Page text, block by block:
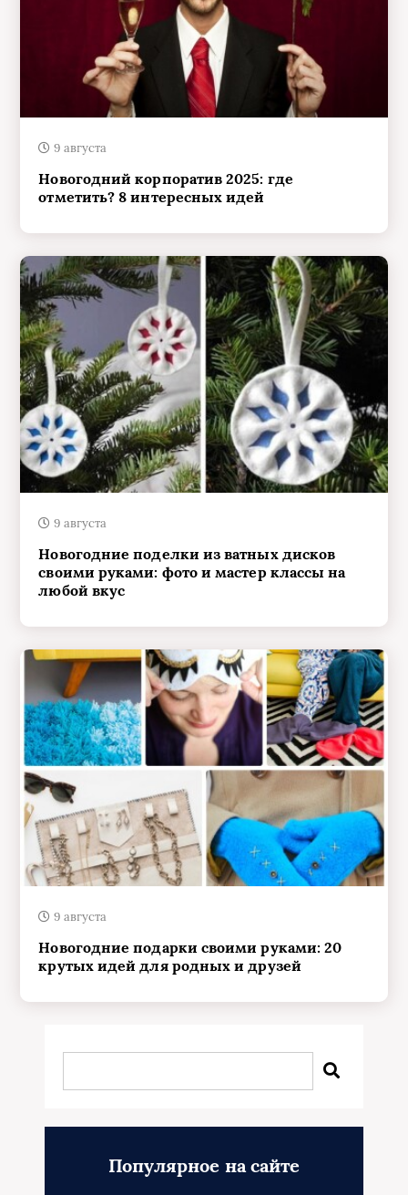
9 августа
Новогодний корпоратив 2025: где
отметить? 8 интересных идей
9 августа
Новогодние поделки из ватных дисков
своими руками: фото и мастер классы на
любой вкус
9 августа
Новогодние подарки своими руками: 20
крутых идей для родных и друзей
Популярное на сайте